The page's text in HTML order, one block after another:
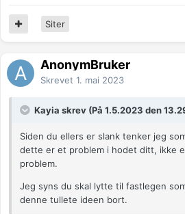
Siter
AnonymBruker
Skrevet 1. mai 2023
Kayia skrev (På 1.5.2023 den
Siden du ellers er slank tenker jeg
dette er et problem i hodet ditt, ikke
problem.
Jeg syns du skal lytte til fastlegen
denne tullete ideen bort.